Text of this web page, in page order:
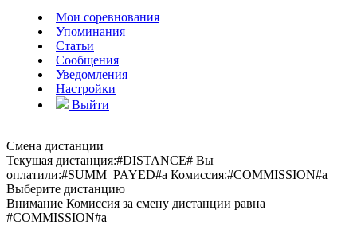
Мои соревнования
Упоминания
Статьи
Сообщения
Уведомления
Настройки
Выйти
Смена дистанции
Текущая дистанция:#DISTANCE# Вы
оплатили:#SUMM_PAYED#a Комиссия:#COMMISSION#a
Выберите дистанцию
Внимание Комиссия за смену дистанции равна
#COMMISSION#a